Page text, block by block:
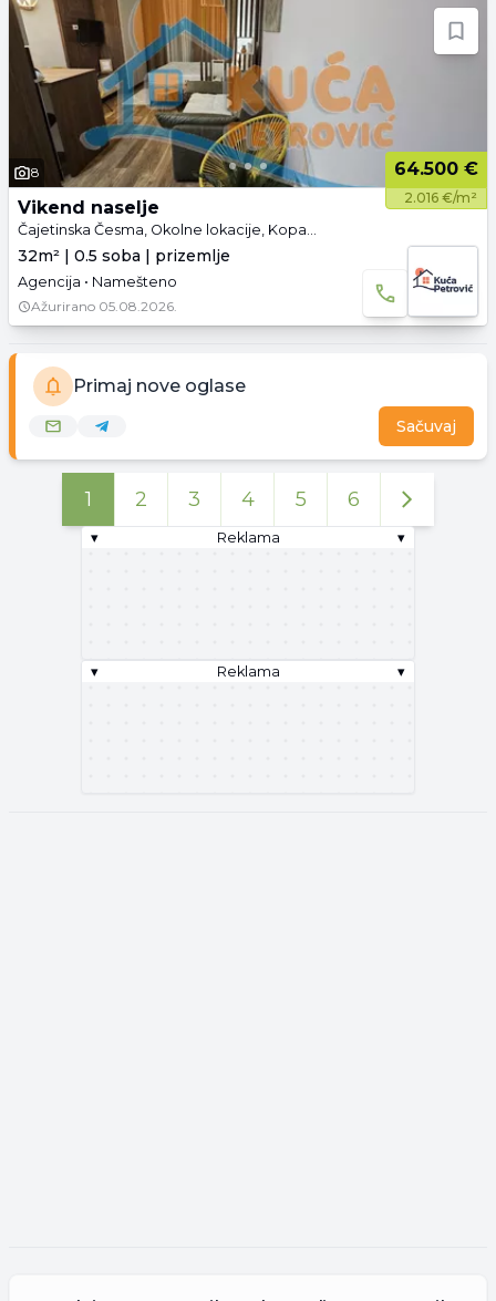
8 64.500 €
2.016 €/m²
Vikend naselje
Čajetinska Česma, Okolne lokacije, Kopaonik
32m² | 0.5 soba | prizemlje
Agencija • Namešteno
Ažurirano 05.08.2026.
Primaj nove oglase
Sačuvaj
1 2 3 4 5 6
▾ Reklama ▾
▾ Reklama ▾